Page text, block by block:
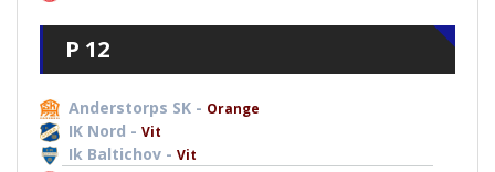
P 12
Anderstorps SK - Orange
IK Nord - Vit
Ik Baltichov - Vit